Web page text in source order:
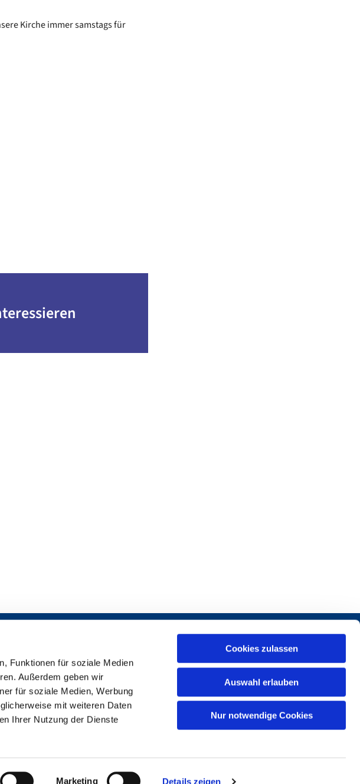
Funktionen für soziale Medien
Außerdem geben wir
für soziale Medien, Werbung
mit weiteren Daten
Ihrer Nutzung der Dienste
Marketing Details zeigen
Cookies zulassen
Auswahl erlauben
Nur notwendige Cookies
Kirche immer samstags für
- 28215 Bremen  0421 37969-0